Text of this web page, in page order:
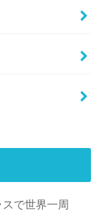
で世界一周